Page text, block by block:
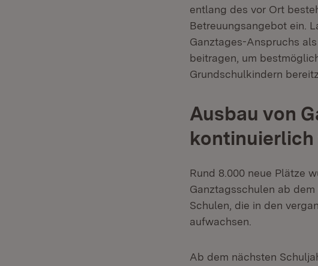
entlang des vor Ort
Betreuungsangebot ein.
Ganztages-Anspruchs
beitragen, um
Grundschulkindern
Ausbau von
kontinuierlich
Rund 8.000 neue Plätze
Ganztagsschulen ab
Schulen, die in den
aufwachsen.
Ab dem nächsten